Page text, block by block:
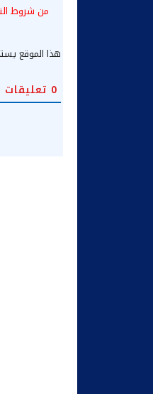
من شروط
هذا الموقع
0 تعليقات